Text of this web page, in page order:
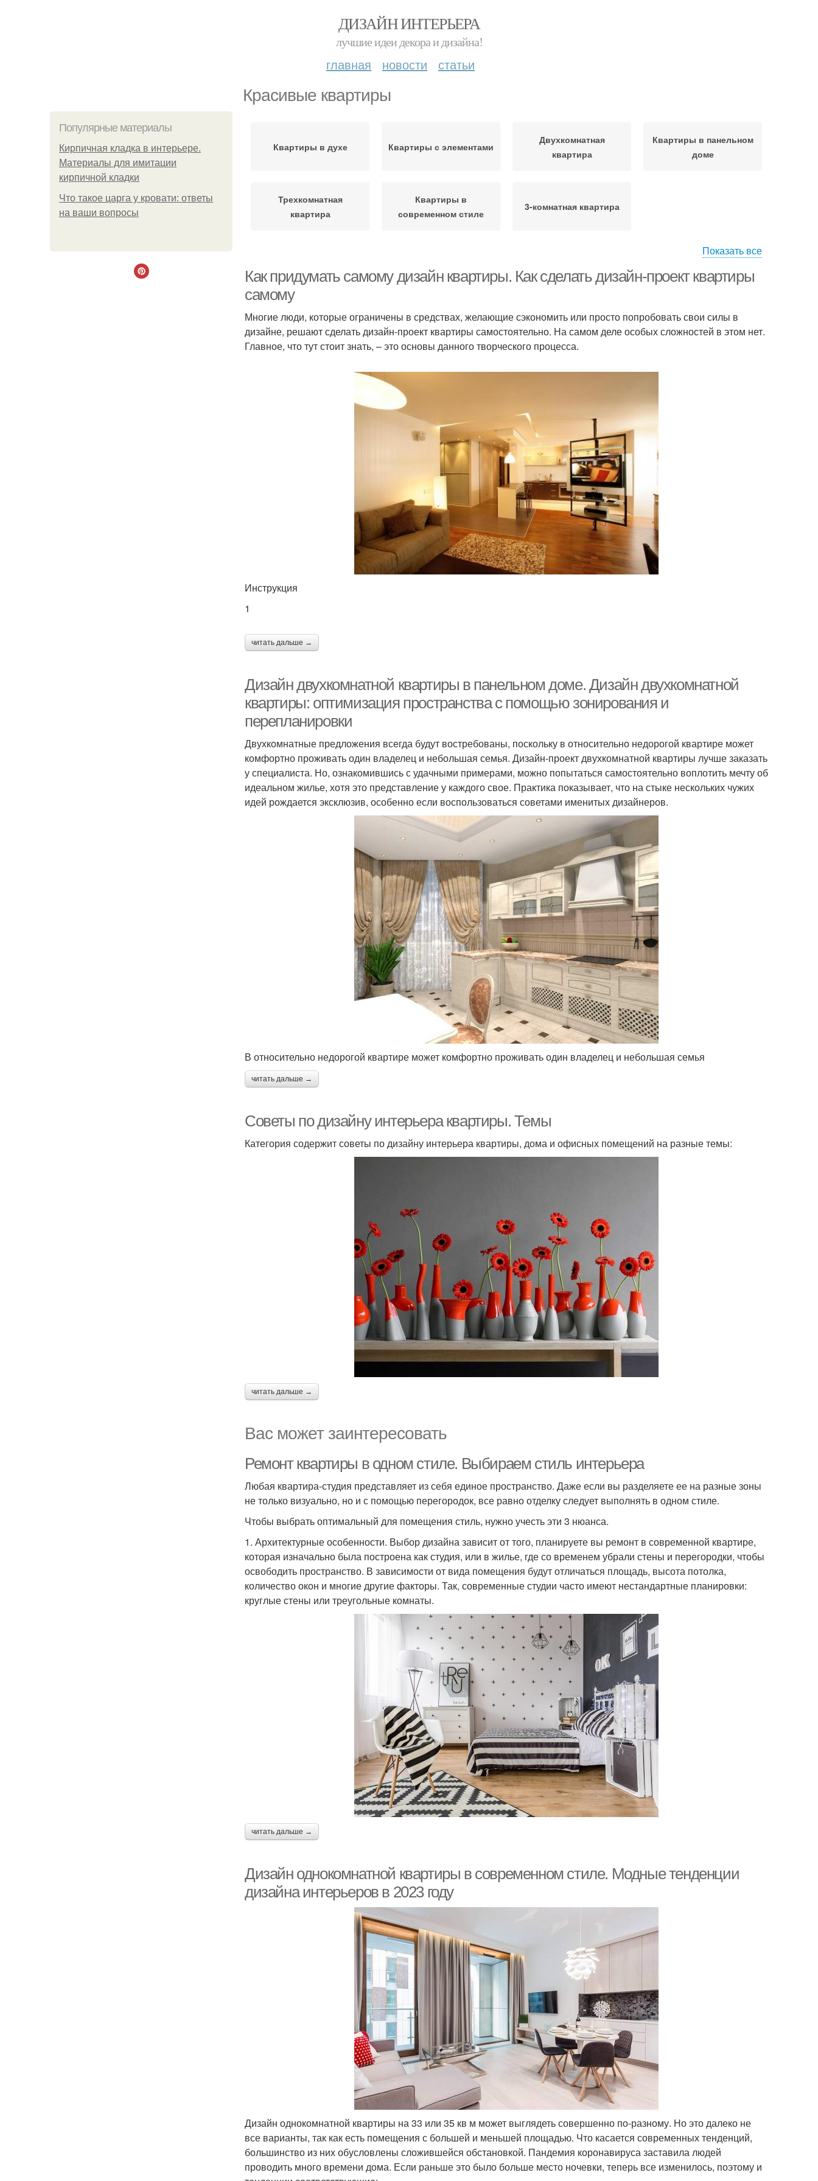
ДИЗАЙН ИНТЕРЬЕРА
лучшие идеи декора и дизайна!
главная новости статьи
Красивые квартиры
Популярные материалы
Кирпичная кладка в интерьере.
Материалы для имитации
кирпичной кладки
Что такое царга у кровати: ответы
на ваши вопросы
Квартиры в духе Квартиры с элементами
Двухкомнатная
квартира
Квартиры в панельном
доме
Трехкомнатная
квартира
Квартиры в
современном стиле
3-комнатная квартира
Показать все
Как придумать самому дизайн квартиры. Как сделать дизайн-проект квартиры
самому
Многие люди, которые ограничены в средствах, желающие сэкономить или просто попробовать свои силы в
дизайне, решают сделать дизайн-проект квартиры самостоятельно. На самом деле особых сложностей в этом нет.
Главное, что тут стоит знать, – это основы данного творческого процесса.
Инструкция
1
читать дальше →
Дизайн двухкомнатной квартиры в панельном доме. Дизайн двухкомнатной
квартиры: оптимизация пространства с помощью зонирования и
перепланировки
Двухкомнатные предложения всегда будут востребованы, поскольку в относительно недорогой квартире может
комфортно проживать один владелец и небольшая семья. Дизайн-проект двухкомнатной квартиры лучше заказать
у специалиста. Но, ознакомившись с удачными примерами, можно попытаться самостоятельно воплотить мечту об
идеальном жилье, хотя это представление у каждого свое. Практика показывает, что на стыке нескольких чужих
идей рождается эксклюзив, особенно если воспользоваться советами именитых дизайнеров.
В относительно недорогой квартире может комфортно проживать один владелец и небольшая семья
читать дальше →
Советы по дизайну интерьера квартиры. Темы
Категория содержит советы по дизайну интерьера квартиры, дома и офисных помещений на разные темы:
читать дальше →
Вас может заинтересовать
Ремонт квартиры в одном стиле. Выбираем стиль интерьера
Любая квартира-студия представляет из себя единое пространство. Даже если вы разделяете ее на разные зоны
не только визуально, но и с помощью перегородок, все равно отделку следует выполнять в одном стиле.
Чтобы выбрать оптимальный для помещения стиль, нужно учесть эти 3 нюанса.
1. Архитектурные особенности. Выбор дизайна зависит от того, планируете вы ремонт в современной квартире,
которая изначально была построена как студия, или в жилье, где со временем убрали стены и перегородки, чтобы
освободить пространство. В зависимости от вида помещения будут отличаться площадь, высота потолка,
количество окон и многие другие факторы. Так, современные студии часто имеют нестандартные планировки:
круглые стены или треугольные комнаты.
читать дальше →
Дизайн однокомнатной квартиры в современном стиле. Модные тенденции
дизайна интерьеров в 2023 году
Дизайн однокомнатной квартиры на 33 или 35 кв м может выглядеть совершенно по-разному. Но это далеко не
все варианты, так как есть помещения с большей и меньшей площадью. Что касается современных тенденций,
большинство из них обусловлены сложившейся обстановкой. Пандемия коронавируса заставила людей
проводить много времени дома. Если раньше это было больше место ночевки, теперь все изменилось, поэтому и